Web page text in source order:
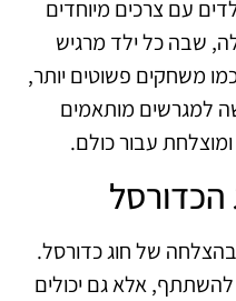
עם צרכים מיוחדים
שבה כל ילד מרגיש
משחקים פשוטים יותר,
למגרשים מותאמים
ומוצלחת עבור כולם.
הכדורסל
של חוג כדורסל.
אלא גם יכולים